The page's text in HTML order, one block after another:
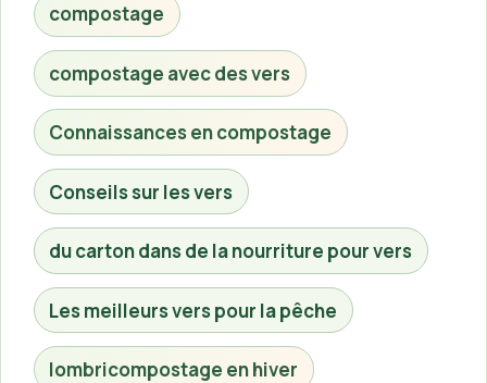
compostage
compostage avec des vers
Connaissances en compostage
Conseils sur les vers
du carton dans de la nourriture pour vers
Les meilleurs vers pour la pêche
lombricompostage en hiver